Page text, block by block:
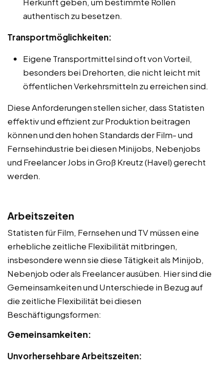
authentisch zu besetzen.
Transportmöglichkeiten:
Eigene Transportmittel sind oft von Vorteil,
besonders bei Drehorten, die nicht leicht mit
öffentlichen Verkehrsmitteln zu erreichen sind.
Diese Anforderungen stellen sicher, dass Statisten
effektiv und effizient zur Produktion beitragen
können und den hohen Standards der Film- und
Fernsehindustrie bei diesen Minijobs, Nebenjobs
und Freelancer Jobs in Groß Kreutz (Havel) gerecht
werden.
Arbeitszeiten
Statisten für Film, Fernsehen und TV müssen eine
erhebliche zeitliche Flexibilität mitbringen,
insbesondere wenn sie diese Tätigkeit als Minijob,
Nebenjob oder als Freelancer ausüben. Hier sind die
Gemeinsamkeiten und Unterschiede in Bezug auf
die zeitliche Flexibilität bei diesen
Beschäftigungsformen:
Gemeinsamkeiten:
Unvorhersehbare Arbeitszeiten: